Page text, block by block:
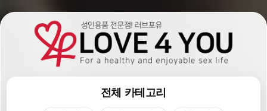
전체 카테고리